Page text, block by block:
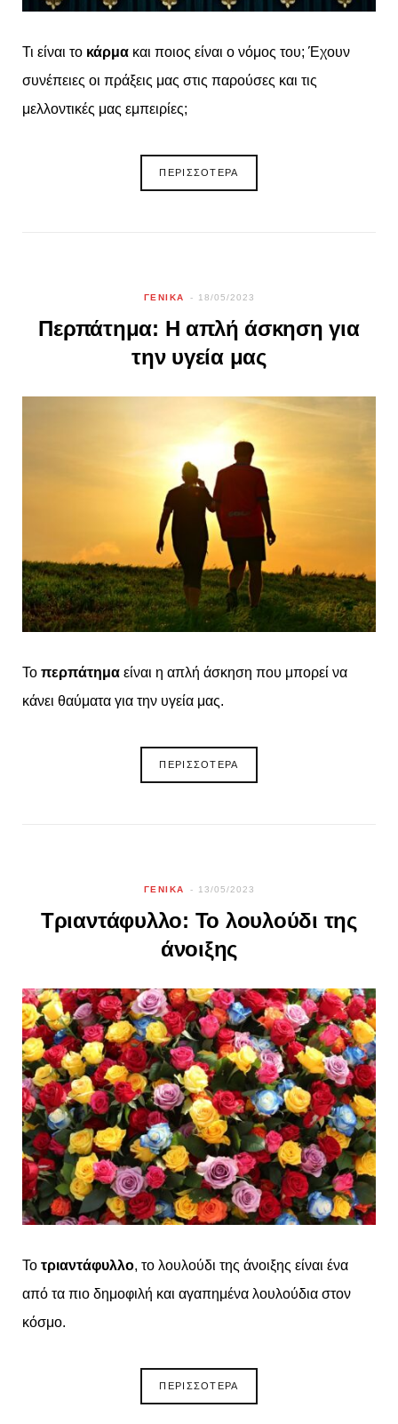
Τι είναι το κάρμα και ποιος είναι ο νόμος του; Έχουν
συνέπειες οι πράξεις μας στις παρούσες και τις
μελλοντικές μας εμπειρίες;
ΠΕΡΙΣΣΟΤΕΡΑ
ΓΕΝΙΚΑ 18/05/2023
Περπάτημα: Η απλή άσκηση για
την υγεία μας
Το περπάτημα είναι η απλή άσκηση που μπορεί να
κάνει θαύματα για την υγεία μας.
ΠΕΡΙΣΣΟΤΕΡΑ
ΓΕΝΙΚΑ 13/05/2023
Τριαντάφυλλο: Το λουλούδι της
άνοιξης
Το τριαντάφυλλο, το λουλούδι της άνοιξης είναι ένα
από τα πιο δημοφιλή και αγαπημένα λουλούδια στον
κόσμο.
ΠΕΡΙΣΣΟΤΕΡΑ